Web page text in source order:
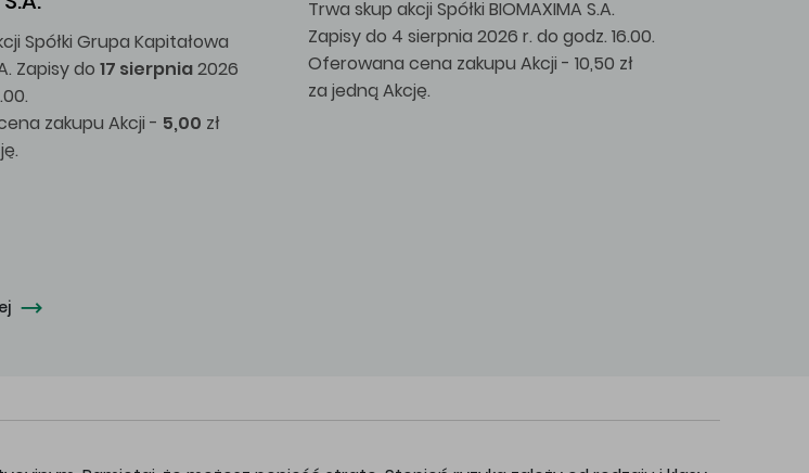
Spółki Grupa Kapitałowa
Zapisy do 17 sierpnia2026
zakupu Akcji - 5,00 zł
Trwa skup akcji Spółki BIOMAXIMA S.A.
Zapisy do 4 sierpnia 2026 r. do godz. 16.00.
Oferowana cena zakupu Akcji - 10,50 zł
za jedną Akcję.